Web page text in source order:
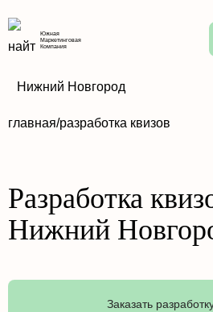
Южная
Маркетинговая
Компания
Нижний Новгород
главная/разработка квизов
Разработка
Нижний
Заказать